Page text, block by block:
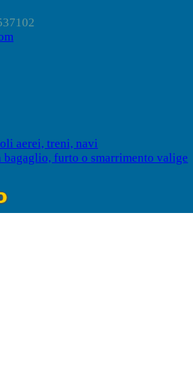
aerei, treni, navi
bagaglio, furto o smarrimento valige